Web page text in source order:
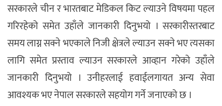
सरकारले चीन र भारतबाट मेडिकल किट ल्याउने विषयमा पहल
गरिरहेको समेत उहाँले जानकारी दिनुभयो । सरकारीस्तरबाट
समय लाग्न सक्ने भएकाले निजी क्षेत्रले ल्याउन सक्ने भए त्यसका
लागि समेत प्रस्ताव ल्याउन सरकारले आव्हान गरेको उहाँले
जानकारी दिनुभयो । उनीहरलाई हवाईलगायत अन्य सेवा
आवश्यक भए नेपाल सरकारले सहयोग गर्ने जनाएको छ ।